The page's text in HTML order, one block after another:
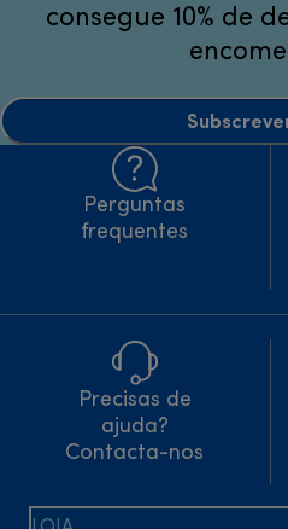
consegue 10% de
Perguntas
frequentes
Precisas de
ajuda?
Contacta-nos